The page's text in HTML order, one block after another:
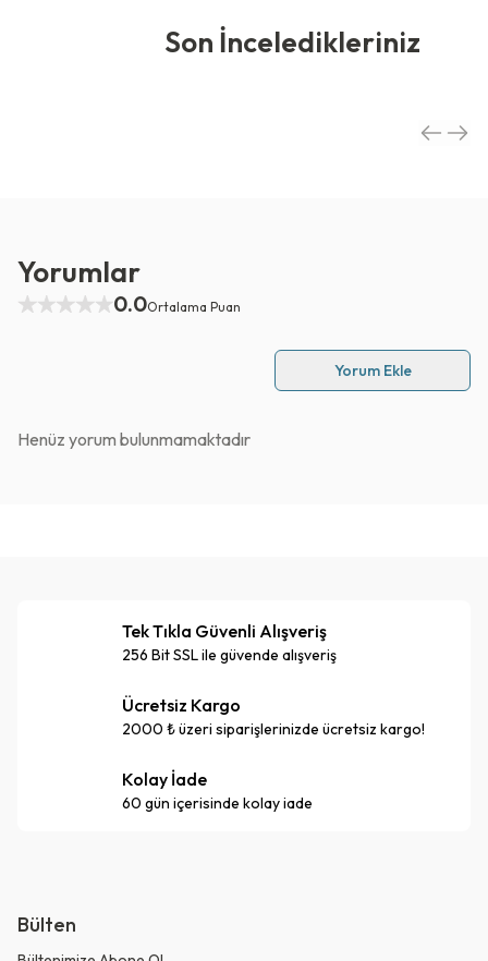
Son İnceledikleriniz
Yorumlar
0.0Ortalama Puan
Yorum Ekle
Henüz yorum bulunmamaktadır
Tek Tıkla Güvenli Alışveriş
256 Bit SSL ile güvende alışveriş
Ücretsiz Kargo
2000 ₺ üzeri siparişlerinizde ücretsiz kargo!
Kolay İade
60 gün içerisinde kolay iade
Bülten